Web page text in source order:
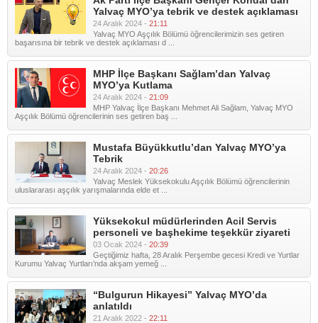
Yalvaç MYO’ya tebrik ve destek açıklaması
24 Aralık 2024 - 21:11
Yalvaç MYO Aşçılık Bölümü öğrencilerimizin ses getiren
başarısına bir tebrik ve destek açıklaması d ...
MHP İlçe Başkanı Sağlam’dan Yalvaç
MYO’ya Kutlama
24 Aralık 2024 - 21:09
MHP Yalvaç İlçe Başkanı Mehmet Ali Sağlam, Yalvaç MYO
Aşçılık Bölümü öğrencilerinin ses getiren baş ...
Mustafa Büyükkutlu’dan Yalvaç MYO’ya
Tebrik
24 Aralık 2024 - 20:26
Yalvaç Meslek Yüksekokulu Aşçılık Bölümü öğrencilerinin
uluslararası aşçılık yarışmalarında elde et ...
Yüksekokul müdürlerinden Acil Servis
personeli ve başhekime teşekkür ziyareti
03 Ocak 2024 - 20:39
Geçtiğimiz hafta, 28 Aralık Perşembe gecesi Kredi ve Yurtlar
Kurumu Yalvaç Yurtları’nda akşam yemeğ ...
“Bulgurun Hikayesi” Yalvaç MYO’da
anlatıldı
21 Aralık 2022 - 22:11